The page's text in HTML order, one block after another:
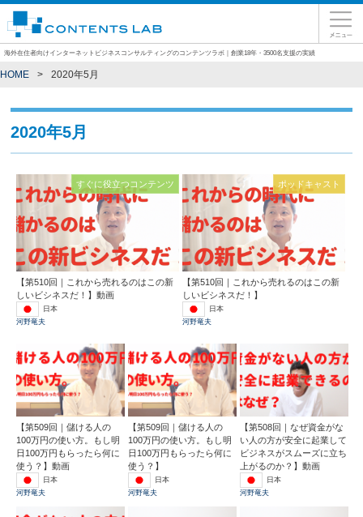
海外在住者向けインターネットビジネスコンサルティングのコンテンツラボ｜創業18年・3500名支援の実績
HOME 2020年5月
2020年5月
すぐに役立つコンテンツ
【第510回｜これから売れるのはこの新
しいビシネスだ！】動画
日本
河野竜夫
ポッドキャスト
【第510回｜これから売れるのはこの新
しいビシネスだ！】
日本
河野竜夫
【第509回｜儲ける人の
100万円の使い方。もし明
日100万円もらったら何に
使う？】動画
日本
河野竜夫
【第509回｜儲ける人の
100万円の使い方。もし明
日100万円もらったら何に
使う？】
日本
河野竜夫
【第508回｜なぜ資金がな
い人の方が安全に起業して
ビジネスがスムーズに立ち
上がるのか？】動画
日本
河野竜夫